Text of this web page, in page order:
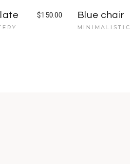
$150.00 Blue chair
MINIMALISTIC